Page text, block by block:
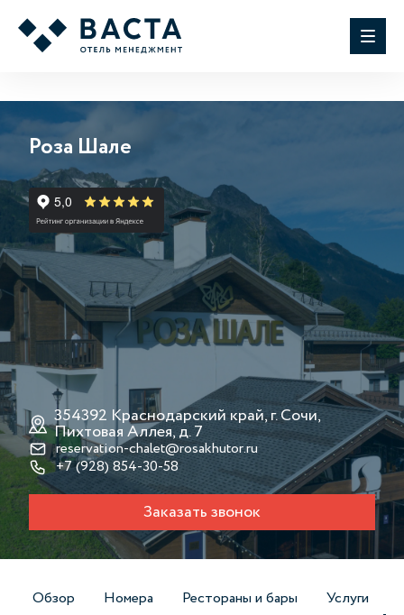
Роза Шале
354392 Краснодарский край, г. Сочи,
Пихтовая Аллея, д. 7
reservation-chalet@rosakhutor.ru
+7 (928) 854-30-58
Заказать звонок
Обзор Номера Рестораны и бары Услуги